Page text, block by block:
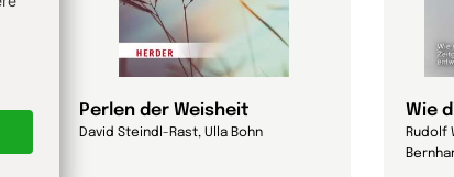
Perlen der Weisheit
David Steindl-Rast, Ulla Bohn
Wie
Rudolf